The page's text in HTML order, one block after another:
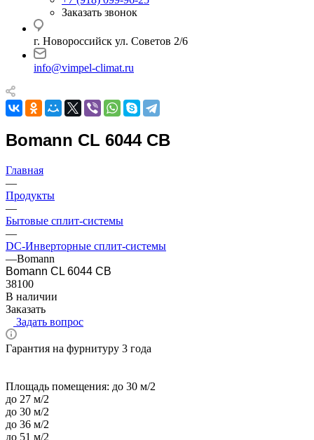
Заказать звонок
г. Новороссийск ул. Советов 2/6
info@vimpel-climat.ru
Bomann CL 6044 CB
Главная
—
Продукты
—
Бытовые сплит-системы
—
DC-Инверторные сплит-системы
—Bomann
Bomann CL 6044 CB
38100
В наличии
Заказать
Задать вопрос
Гарантия на фурнитуру 3 года
Площадь помещения: до 30 м/2
до 27 м/2
до 30 м/2
до 36 м/2
до 51 м/2